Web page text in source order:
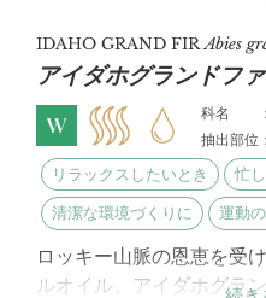
IDAHO GRAND FIRAbies
アイダホグランドファ
科名 ：
抽出部位
リラックスしたいとき 忙
清潔な環境づくりに 運動
ロッキー山脈の恩恵を受
ルオイル、アイダホグラ